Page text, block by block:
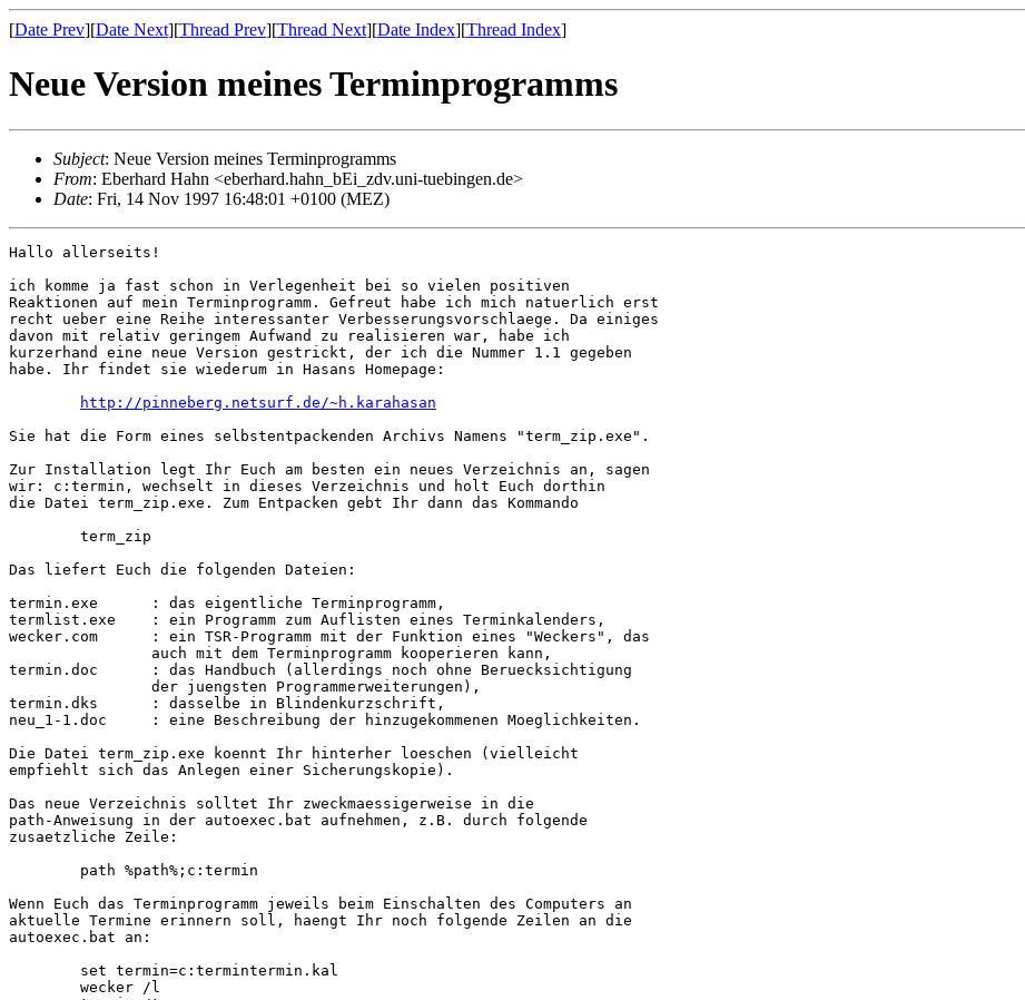
[Date Prev][Date Next][Thread Prev][Thread Next][Date Index][Thread Index]
Neue Version meines Terminprogramms
Subject: Neue Version meines Terminprogramms
From: Eberhard Hahn <eberhard.hahn_bEi_zdv.uni-tuebingen.de>
Date: Fri, 14 Nov 1997 16:48:01 +0100 (MEZ)
Hallo allerseits!
ich komme ja fast schon in Verlegenheit bei so vielen positiven
Reaktionen auf mein Terminprogramm. Gefreut habe ich mich natuerlich erst
recht ueber eine Reihe interessanter Verbesserungsvorschlaege. Da einiges
davon mit relativ geringem Aufwand zu realisieren war, habe ich
kurzerhand eine neue Version gestrickt, der ich die Nummer 1.1 gegeben
habe. Ihr findet sie wiederum in Hasans Homepage:
http://pinneberg.netsurf.de/~h.karahasan
Sie hat die Form eines selbstentpackenden Archivs Namens "term_zip.exe".
Zur Installation legt Ihr Euch am besten ein neues Verzeichnis an, sagen
wir: c:termin, wechselt in dieses Verzeichnis und holt Euch dorthin
die Datei term_zip.exe. Zum Entpacken gebt Ihr dann das Kommando
Das liefert Euch die folgenden Dateien:
termin.exe	: das eigentliche Terminprogramm,
termlist.exe	: ein Programm zum Auflisten eines Terminkalenders,
wecker.com	: ein TSR-Programm mit der Funktion eines "Weckers", das
termin.doc	: das Handbuch (allerdings noch ohne Beruecksichtigung
termin.dks	: dasselbe in Blindenkurzschrift,
neu_1-1.doc	: eine Beschreibung der hinzugekommenen Moeglichkeiten.
Die Datei term_zip.exe koennt Ihr hinterher loeschen (vielleicht
empfiehlt sich das Anlegen einer Sicherungskopie).
Das neue Verzeichnis solltet Ihr zweckmaessigerweise in die
path-Anweisung in der autoexec.bat aufnehmen, z.B. durch folgende
zusaetzliche Zeile:
Wenn Euch das Terminprogramm jeweils beim Einschalten des Computers an
aktuelle Termine erinnern soll, haengt Ihr noch folgende Zeilen an die
autoexec.bat an: